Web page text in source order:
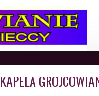
KAPELA